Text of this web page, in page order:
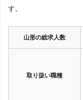
す。
山形の総求人数
取り扱い職種